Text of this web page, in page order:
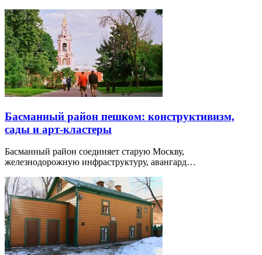
Басманный район пешком: конструктивизм,
сады и арт-кластеры
Басманный район соединяет старую Москву,
железнодорожную инфраструктуру, авангард…